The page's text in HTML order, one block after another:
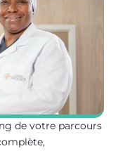
de votre parcours